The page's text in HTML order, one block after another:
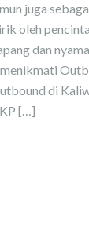
juga
oleh
dan
di
[…]